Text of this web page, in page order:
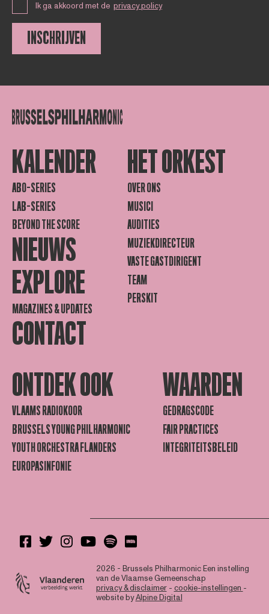
Ik ga akkoord met de privacy policy
INSCHRIJVEN
KALENDER
ABO-SERIES
LAB-SERIES
BEYOND THE SCORE
NIEUWS
EXPLORE
MAGAZINES & UPDATES
CONTACT
HET ORKEST
OVER ONS
MUSICI
AUDITIES
MUZIEKDIRECTEUR
VASTE GASTDIRIGENT
TEAM
PERSKIT
ONTDEK OOK
VLAAMS RADIOKOOR
BRUSSELS YOUNG PHILHARMONIC
YOUTH ORCHESTRA FLANDERS
EUROPASINFONIE
WAARDEN
GEDRAGSCODE
FAIR PRACTICES
INTEGRITEITSBELEID
2026 - Brussels PhilharmonicEen instelling
van de Vlaamse Gemeenschap
privacy & disclaimer- cookie-instellingen -
website byAlpine Digital